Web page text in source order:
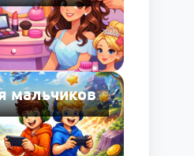
мальчиков